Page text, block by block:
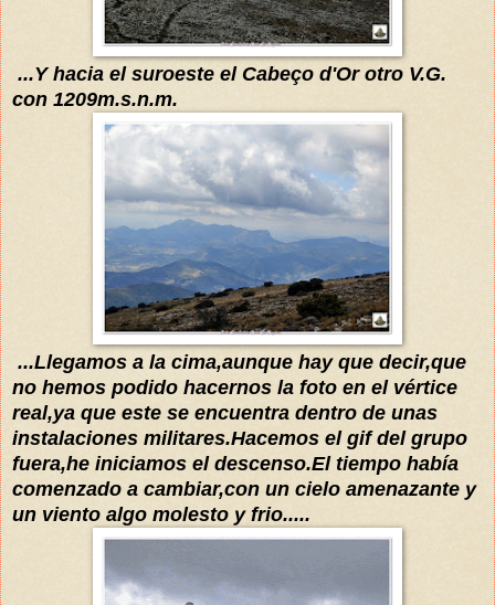
...Y hacia el suroeste el Cabeço d'Or otro V.G.
con 1209m.s.n.m.
...Llegamos a la cima,aunque hay que decir,que
no hemos podido hacernos la foto en el vértice
real,ya que este se encuentra dentro de unas
instalaciones militares.Hacemos el gif del grupo
fuera,he iniciamos el descenso.El tiempo había
comenzado a cambiar,con un cielo amenazante y
un viento algo molesto y frio.....